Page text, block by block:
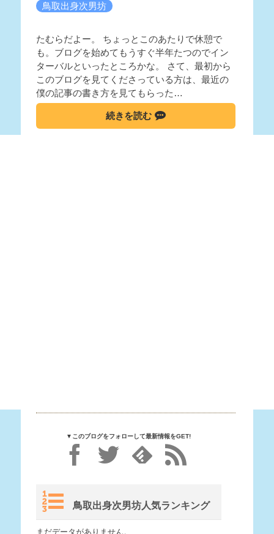
鳥取出身次男坊
たむらだよー。 ちょっとこのあたりで休憩で
も。ブログを始めてもうすぐ半年たつのでイン
ターバルといったところかな。 さて、最初から
このブログを見てくださっている方は、最近の
僕の記事の書き方を見てもらった…
続きを読む
▼このブログをフォローして最新情報をGET!
鳥取出身次男坊人気ランキング
まだデータがありません。